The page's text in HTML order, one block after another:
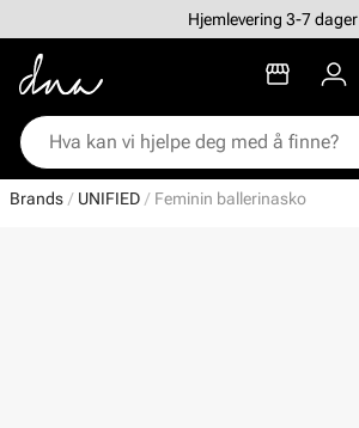
Hjemlevering 3-7 dager
Brands UNIFIED Feminin ballerinasko